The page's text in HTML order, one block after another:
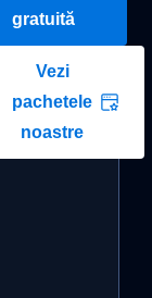
gratuită
Vezi
pachetele
noastre